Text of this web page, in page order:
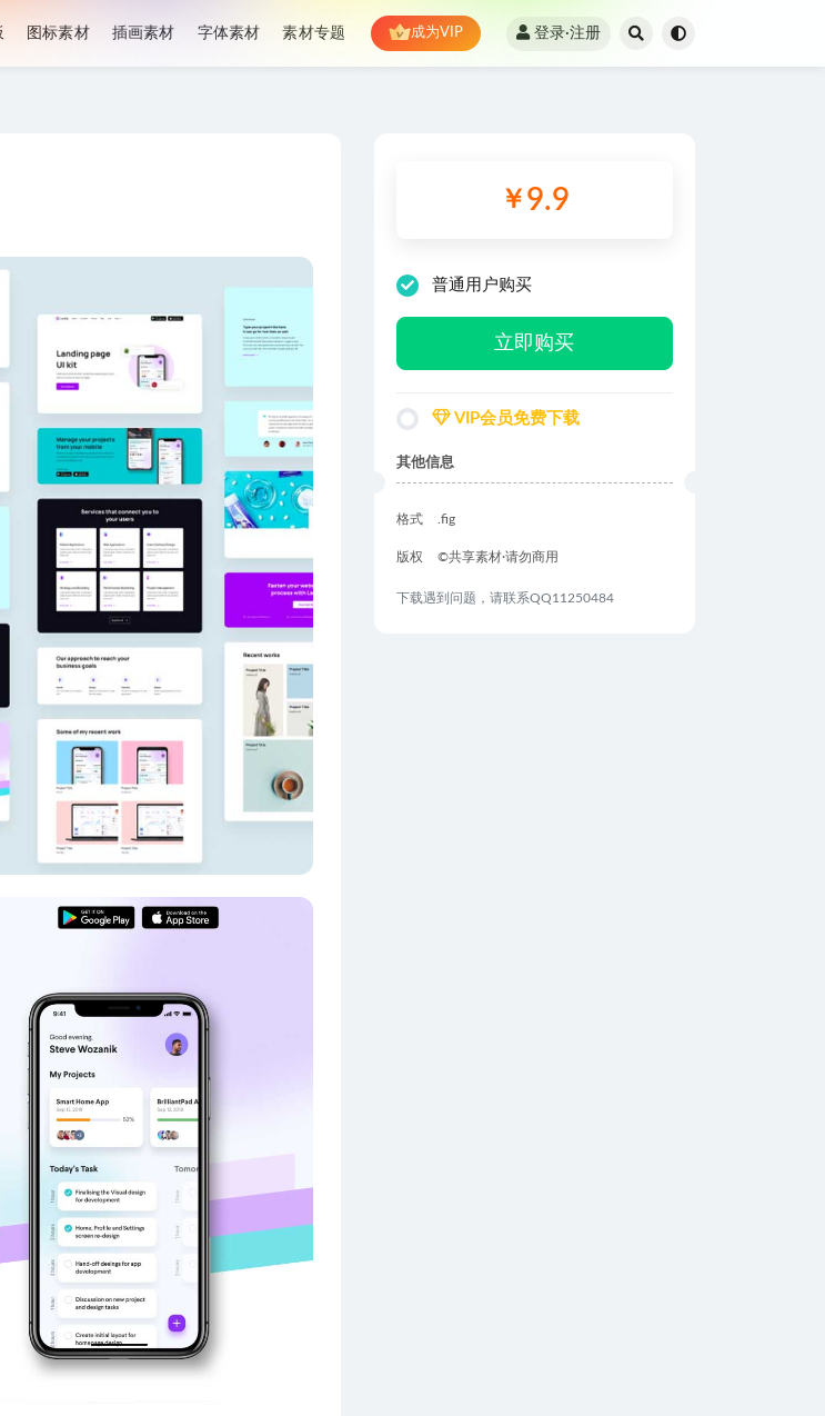
图标素材 插画素材 字体素材 素材专题 成为VIP 登录·注册
￥ 9.9
普通用户购买
立即购买
VIP会员免费下载
其他信息
格式 .fig
版权 ©共享素材·请勿商用
下载遇到问题，请联系QQ11250484